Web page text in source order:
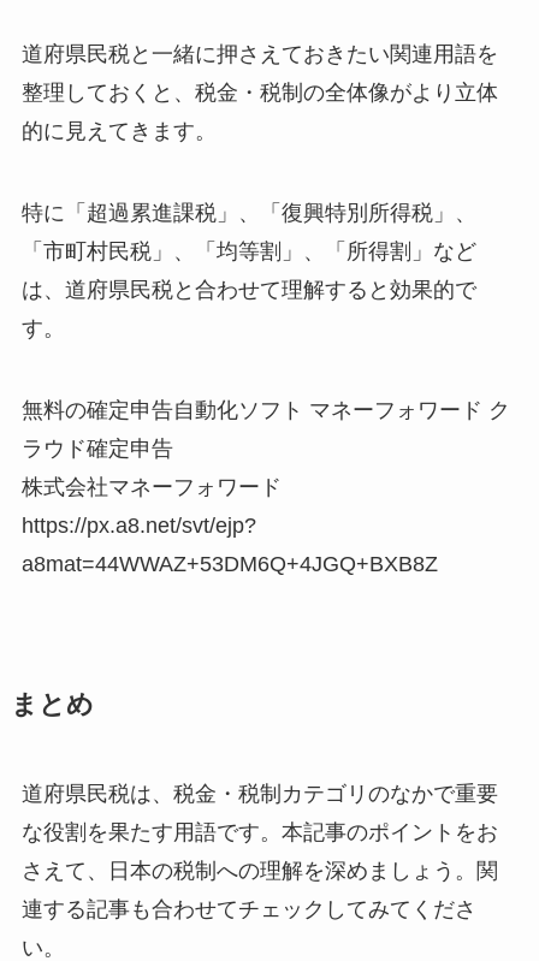
道府県民税と一緒に押さえておきたい関連用語を
整理しておくと、税金・税制の全体像がより立体
的に見えてきます。
特に「超過累進課税」、「復興特別所得税」、
「市町村民税」、「均等割」、「所得割」など
は、道府県民税と合わせて理解すると効果的で
す。
無料の確定申告自動化ソフト マネーフォワード ク
ラウド確定申告
株式会社マネーフォワード
https://px.a8.net/svt/ejp?
a8mat=44WWAZ+53DM6Q+4JGQ+BXB8Z
まとめ
道府県民税は、税金・税制カテゴリのなかで重要
な役割を果たす用語です。本記事のポイントをお
さえて、日本の税制への理解を深めましょう。関
連する記事も合わせてチェックしてみてくださ
い。